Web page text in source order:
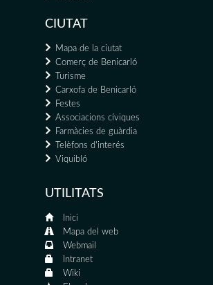
CIUTAT
Mapa de la ciutat
Comerç de Benicarló
Turisme
Carxofa de Benicarló
Festes
Associacions cíviques
Farmàcies de guàrdia
Telèfons d'interés
Viquibló
UTILITATS
Inici
Mapa del web
Webmail
Intranet
Wiki